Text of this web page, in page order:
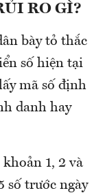
RO GÌ?
bày tỏ thắc
số hiện tại
mã số định
danh hay
1, 2 và
số trước ngày